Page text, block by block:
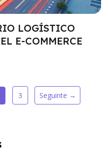
LOGÍSTICO
E-COMMERCE
3 Seguinte →